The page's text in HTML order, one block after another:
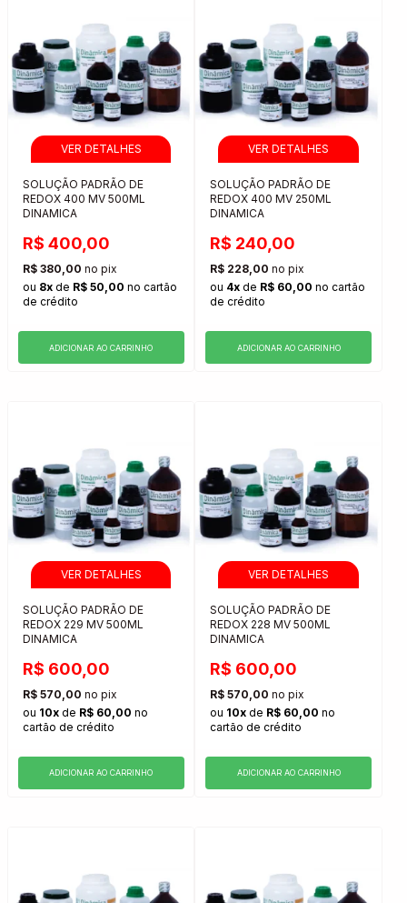
SOLUÇÃO PADRÃO DE
REDOX 400 MV 500ML
DINAMICA
R$ 400,00
R$ 380,00 no pix
ou 8x de R$ 50,00 no cartão
de crédito
ADICIONAR AO CARRINHO
SOLUÇÃO PADRÃO DE
REDOX 400 MV 250ML
DINAMICA
R$ 240,00
R$ 228,00 no pix
ou 4x de R$ 60,00 no cartão
de crédito
ADICIONAR AO CARRINHO
SOLUÇÃO PADRÃO DE
REDOX 229 MV 500ML
DINAMICA
R$ 600,00
R$ 570,00 no pix
ou 10x de R$ 60,00 no
cartão de crédito
ADICIONAR AO CARRINHO
SOLUÇÃO PADRÃO DE
REDOX 228 MV 500ML
DINAMICA
R$ 600,00
R$ 570,00 no pix
ou 10x de R$ 60,00 no
cartão de crédito
ADICIONAR AO CARRINHO